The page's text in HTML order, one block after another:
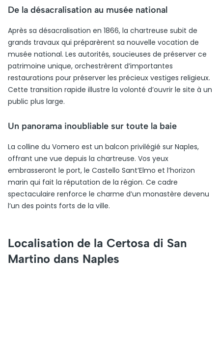
De la désacralisation au musée national
Après sa désacralisation en 1866, la chartreuse subit de
grands travaux qui préparèrent sa nouvelle vocation de
musée national. Les autorités, soucieuses de préserver ce
patrimoine unique, orchestrèrent d’importantes
restaurations pour préserver les précieux vestiges religieux.
Cette transition rapide illustre la volonté d’ouvrir le site à un
public plus large.
Un panorama inoubliable sur toute la baie
La colline du Vomero est un balcon privilégié sur Naples,
offrant une vue depuis la chartreuse. Vos yeux
embrasseront le port, le Castello Sant’Elmo et l’horizon
marin qui fait la réputation de la région. Ce cadre
spectaculaire renforce le charme d’un monastère devenu
l’un des points forts de la ville.
Localisation de la Certosa di San
Martino dans Naples